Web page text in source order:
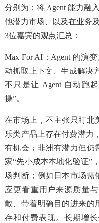
分别为：将 Agent 能力融
他潜力市场、以及在业务
3位嘉宾的观点汇总：
Max For AI：Agent 的演
动抓取上下文、生成解决
不只是让 Agent 自动跑
操”。
在市场上，不主张只盯北
乐类产品上存在付费潜力
有机会；非洲有潜力但仍
家“先小成本本地化验证”
场判断；例如日本市场需
应更看重用户来源质量
散、带着明确目的进来的
存和付费表现。长期增